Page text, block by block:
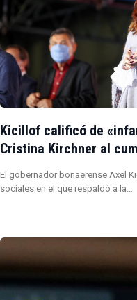
Kicillof calificó de
Cristina Kirchner al
El gobernador bonaerense Axel
sociales en el que respaldó a la…